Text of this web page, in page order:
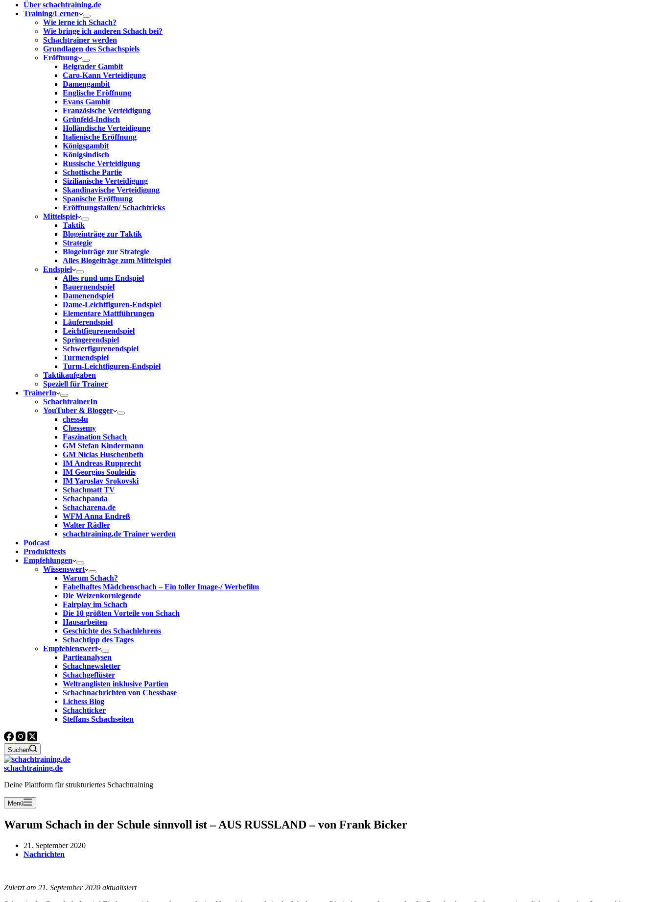
Über schachtraining.de
Training/Lernen
Wie lerne ich Schach?
Wie bringe ich anderen Schach bei?
Schachtrainer werden
Grundlagen des Schachspiels
Eröffnung
Belgrader Gambit
Caro-Kann Verteidigung
Damengambit
Englische Eröffnung
Evans Gambit
Französische Verteidigung
Grünfeld-Indisch
Holländische Verteidigung
Italienische Eröffnung
Königsgambit
Königsindisch
Russische Verteidigung
Schottische Partie
Sizilianische Verteidigung
Skandinavische Verteidigung
Spanische Eröffnung
Eröffnungsfallen/ Schachtricks
Mittelspiel
Taktik
Blogeinträge zur Taktik
Strategie
Blogeinträge zur Strategie
Alles Blogeiträge zum Mittelspiel
Endspiel
Alles rund ums Endspiel
Bauernendspiel
Damenendspiel
Dame-Leichtfiguren-Endspiel
Elementare Mattführungen
Läuferendspiel
Leichtfigurenendspiel
Springerendspiel
Schwerfigurenendspiel
Turmendspiel
Turm-Leichtfiguren-Endspiel
Taktikaufgaben
Speziell für Trainer
TrainerIn
SchachtrainerIn
YouTuber & Blogger
chess4u
Chessemy
Faszination Schach
GM Stefan Kindermann
GM Niclas Huschenbeth
IM Andreas Rupprecht
IM Georgios Souleidis
IM Yaroslav Srokovski
Schachmatt TV
Schachpanda
Schacharena.de
WFM Anna Endreß
Walter Rädler
schachtraining.de Trainer werden
Podcast
Produkttests
Empfehlungen
Wissenswert
Warum Schach?
Fabelhaftes Mädchenschach – Ein toller Image-/ Werbefilm
Die Weizenkornlegende
Fairplay im Schach
Die 10 größten Vorteile von Schach‎
Hausarbeiten
Geschichte des Schachlehrens
Schachtipp des Tages
Empfehlenswert
Partieanalysen
Schachnewsletter
Schachgeflüster
Weltranglisten inklusive Partien
Schachnachrichten von Chessbase
Lichess Blog
Schachticker
Steffans Schachseiten
Suchen
schachtraining.de
Deine Plattform für strukturiertes Schachtraining
Menü
Warum Schach in der Schule sinnvoll ist – AUS RUSSLAND – von Frank Bicker
21. September 2020
Nachrichten
Zuletzt am 21. September 2020 aktualisiert